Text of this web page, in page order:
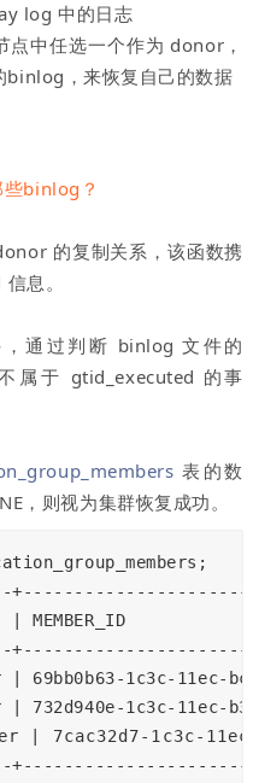
log 中的日志
点中任选一个作为 donor，
，来恢复自己的数据
binlog？
的复制关系，该函数携
信息。
通过判断 binlog 文件的
属于 gtid_executed 的事
表的数
，则视为集群恢复成功。
MEMBER_ID
69bb0b63-1c3c-
732d940e-1c3c-
| 7cac32d7-1c3c-